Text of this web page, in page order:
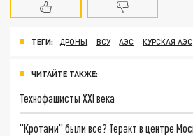
ТЕГИ: ДРОНЫ ВСУ АЭС КУРСКАЯ АЭС
ЧИТАЙТЕ ТАКЖЕ:
Технофашисты XXI века
"Кротами" были все? Теракт в центре